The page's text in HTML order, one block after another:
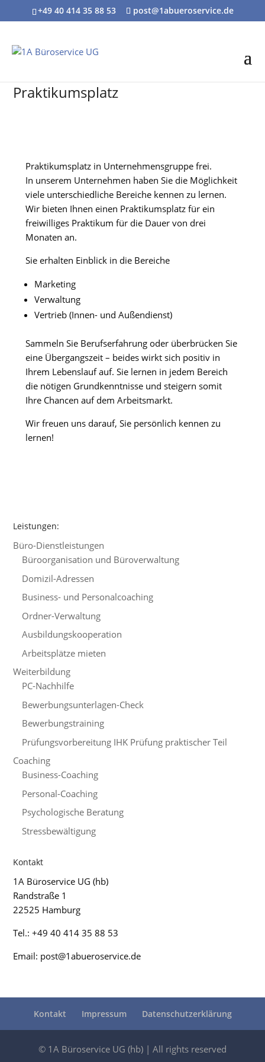
+49 40 414 35 88 53 post@1abueroservice.de
Praktikumsplatz
Praktikumsplatz in Unternehmensgruppe frei.
In unserem Unternehmen haben Sie die Möglichkeit
viele unterschiedliche Bereiche kennen zu lernen.
Wir bieten Ihnen einen Praktikumsplatz für ein
freiwilliges Praktikum für die Dauer von drei
Monaten an.
Sie erhalten Einblick in die Bereiche
Marketing
Verwaltung
Vertrieb (Innen- und Außendienst)
Sammeln Sie Berufserfahrung oder überbrücken Sie
eine Übergangszeit – beides wirkt sich positiv in
Ihrem Lebenslauf auf. Sie lernen in jedem Bereich
die nötigen Grundkenntnisse und steigern somit
Ihre Chancen auf dem Arbeitsmarkt.
Wir freuen uns darauf, Sie persönlich kennen zu
lernen!
Leistungen:
Büro-Dienstleistungen
Büroorganisation und Büroverwaltung
Domizil-Adressen
Business- und Personalcoaching
Ordner-Verwaltung
Ausbildungskooperation
Arbeitsplätze mieten
Weiterbildung
PC-Nachhilfe
Bewerbungsunterlagen-Check
Bewerbungstraining
Prüfungsvorbereitung IHK Prüfung praktischer Teil
Coaching
Business-Coaching
Personal-Coaching
Psychologische Beratung
Stressbewältigung
Kontakt
1A Büroservice UG (hb)
Randstraße 1
22525 Hamburg
Tel.: +49 40 414 35 88 53
Email: post@1abueroservice.de
Kontakt Impressum Datenschutzerklärung
© 1A Büroservice UG (hb) | All rights reserved